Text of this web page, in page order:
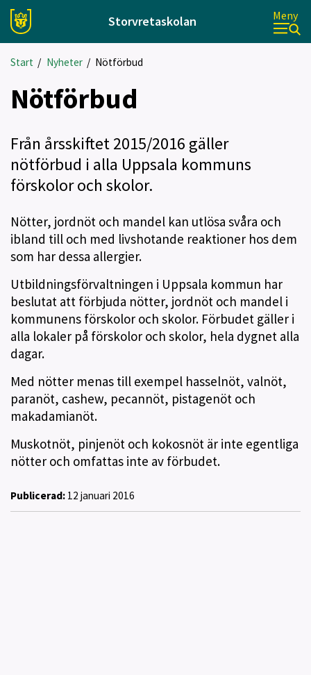
Storvretaskolan Meny
Start / Nyheter/ Nötförbud
Nötförbud
Från årsskiftet 2015/2016 gäller
nötförbud i alla Uppsala kommuns
förskolor och skolor.
Nötter, jordnöt och mandel kan utlösa svåra och
ibland till och med livshotande reaktioner hos dem
som har dessa allergier.
Utbildningsförvaltningen i Uppsala kommun har
beslutat att förbjuda nötter, jordnöt och mandel i
kommunens förskolor och skolor. Förbudet gäller i
alla lokaler på förskolor och skolor, hela dygnet alla
dagar.
Med nötter menas till exempel hasselnöt, valnöt,
paranöt, cashew, pecannöt, pistagenöt och
makadamianöt.
Muskotnöt, pinjenöt och kokosnöt är inte egentliga
nötter och omfattas inte av förbudet.
Publicerad: 12 januari 2016